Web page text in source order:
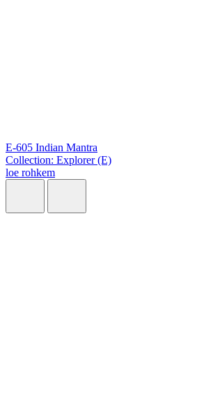
E-605 Indian Mantra
Collection: Explorer (E)
loe rohkem